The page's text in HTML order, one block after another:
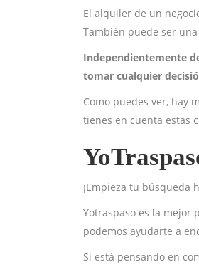
El alquiler de un
También puede ser
Independientemente
tomar cualquier
Como puedes ver, hay
tienes en cuenta estas
¡Empieza tu búsqueda
Yotraspaso es la mejor
podemos ayudarte a
Si está pensando en